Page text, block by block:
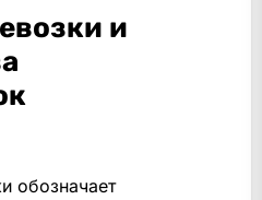
и
обозначает